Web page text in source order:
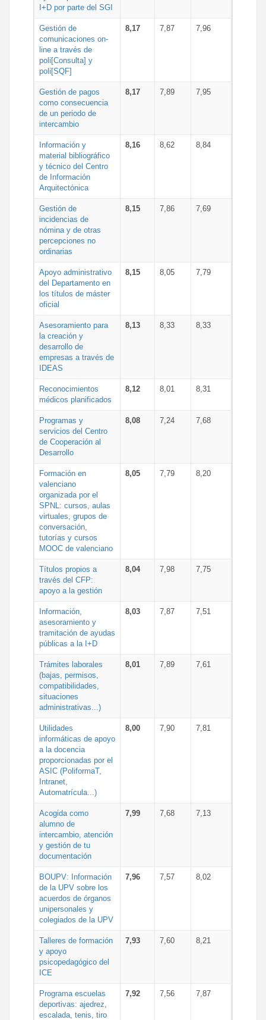
I+D por parte del SGI
Gestión de
comunicaciones on-
line a través de
poli[Consulta] y
poli[SQF]
8,17 7,87 7,96
Gestión de pagos
como consecuencia
de un periodo de
intercambio
8,17 7,89 7,95
Información y
material bibliográfico
y técnico del Centro
de Información
Arquitectónica
8,16 8,62 8,84
Gestión de
incidencias de
nómina y de otras
percepciones no
ordinarias
8,15 7,86 7,69
Apoyo administrativo
del Departamento en
los títulos de máster
oficial
8,15 8,05 7,79
Asesoramiento para
la creación y
desarrollo de
empresas a través de
IDEAS
8,13 8,33 8,33
Reconocimientos
médicos planificados
8,12 8,01 8,31
Programas y
servicios del Centro
de Cooperación al
Desarrollo
8,08 7,24 7,68
Formación en
valenciano
organizada por el
SPNL: cursos, aulas
virtuales, grupos de
conversación,
tutorías y cursos
MOOC de valenciano
8,05 7,79 8,20
Títulos propios a
través del CFP:
apoyo a la gestión
8,04 7,98 7,75
Información,
asesoramiento y
tramitación de ayudas
públicas a la I+D
8,03 7,87 7,51
Trámites laborales
(bajas, permisos,
compatibilidades,
situaciones
administrativas...)
8,01 7,89 7,61
Utilidades
informáticas de apoyo
a la docencia
proporcionadas por el
ASIC (PoliformaT,
Intranet,
Automatrícula...)
8,00 7,90 7,81
Acogida como
alumno de
intercambio, atención
y gestión de tu
documentación
7,99 7,68 7,13
BOUPV: Información
de la UPV sobre los
acuerdos de órganos
unipersonales y
colegiados de la UPV
7,96 7,57 8,02
Talleres de formación
y apoyo
psicopedagógico del
ICE
7,93 7,60 8,21
Programa escuelas
deportivas: ajedrez,
escalada, tenis, tiro
7,92 7,56 7,87